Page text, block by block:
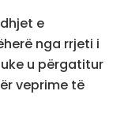
e
nga rrjeti i
u përgatitur
veprime të